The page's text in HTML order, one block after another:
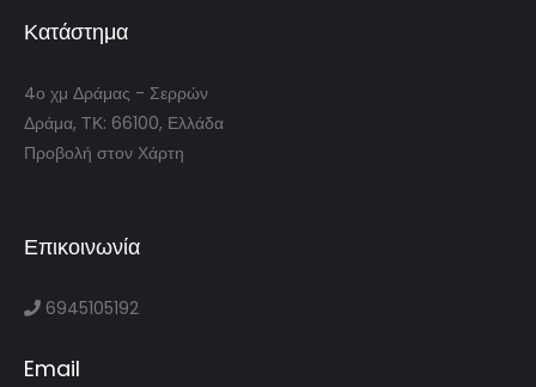
Κατάστημα
4ο χμ Δράμας - Σερρών
Δράμα, ΤΚ: 66100, Ελλάδα
Προβολή στον Χάρτη
Επικοινωνία
6945105192
Email